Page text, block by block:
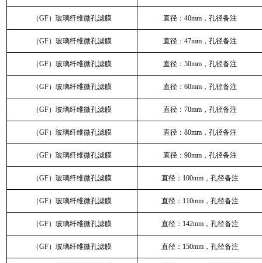
（GF）玻璃纤维微孔滤膜 直径：40mm，孔径备注
（GF）玻璃纤维微孔滤膜 直径：47mm，孔径备注
（GF）玻璃纤维微孔滤膜 直径：50mm，孔径备注
（GF）玻璃纤维微孔滤膜 直径：60mm，孔径备注
（GF）玻璃纤维微孔滤膜 直径：70mm，孔径备注
（GF）玻璃纤维微孔滤膜 直径：80mm，孔径备注
（GF）玻璃纤维微孔滤膜 直径：90mm，孔径备注
（GF）玻璃纤维微孔滤膜 直径：100mm，孔径备注
（GF）玻璃纤维微孔滤膜 直径：110mm，孔径备注
（GF）玻璃纤维微孔滤膜 直径：142mm，孔径备注
（GF）玻璃纤维微孔滤膜 直径：150mm，孔径备注